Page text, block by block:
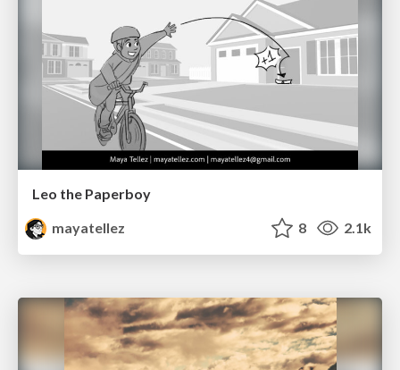
Leo the Paperboy
mayatellez
8 2.1k